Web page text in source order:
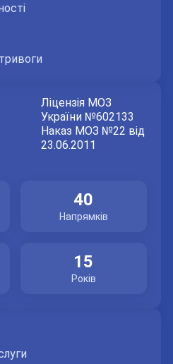
Ліцензія МОЗ
України №602133
Наказ МОЗ №22 від
23.06.2011
40
Напрямків
15
Років